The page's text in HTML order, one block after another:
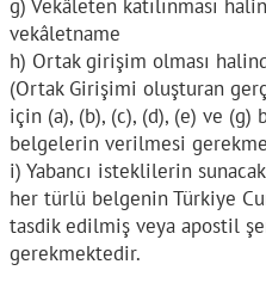
g) Vekâleten katılınması
vekâletname
h) Ortak girişim olması
(Ortak Girişimi oluşturan
için (a), (b), (c), (d), (e) ve
belgelerin verilmesi
i) Yabancı isteklilerin
her türlü belgenin Türkiye
tasdik edilmiş veya apostil
gerekmektedir.